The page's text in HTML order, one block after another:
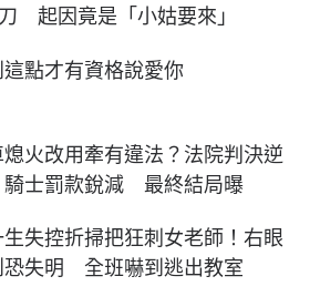
起因竟是「小姑要來」
這點才有資格說愛你
火改用牽有違法？法院判決逆
騎士罰款銳減 最終結局曝
生失控折掃把狂刺女老師！右眼
恐失明 全班嚇到逃出教室